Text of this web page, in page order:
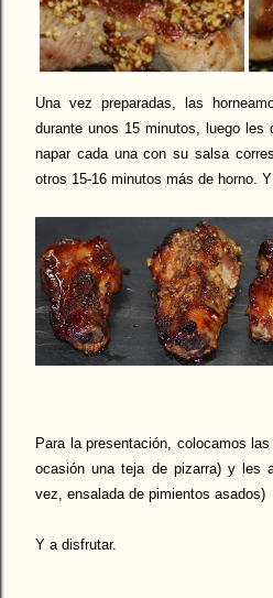
Una vez preparadas, las
durante unos 15 minutos, luego
napar cada una con su salsa
otros 15-16 minutos más de horno.
Para la presentación, colocamos
ocasión una teja de pizarra) y les
vez, ensalada de pimientos asados)
Y a disfrutar.